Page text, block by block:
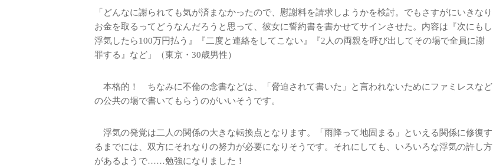
「どんなに謝られても気が済まなかったので、慰謝料を請求しようかを検討。でもさすがにいきなり
お金を取るってどうなんだろうと思って、彼女に誓約書を書かせてサインさせた。内容は『次にもし
浮気したら100万円払う』『二度と連絡をしてこない』『2人の両親を呼び出してその場で全員に謝
罪する』など」（東京・30歳男性）
本格的！ ちなみに不倫の念書などは、「脅迫されて書いた」と言われないためにファミレスなど
の公共の場で書いてもらうのがいいそうです。
浮気の発覚は二人の関係の大きな転換点となります。「雨降って地固まる」といえる関係に修復す
るまでには、双方にそれなりの努力が必要になりそうです。それにしても、いろいろな浮気の許し方
があるようで……勉強になりました！